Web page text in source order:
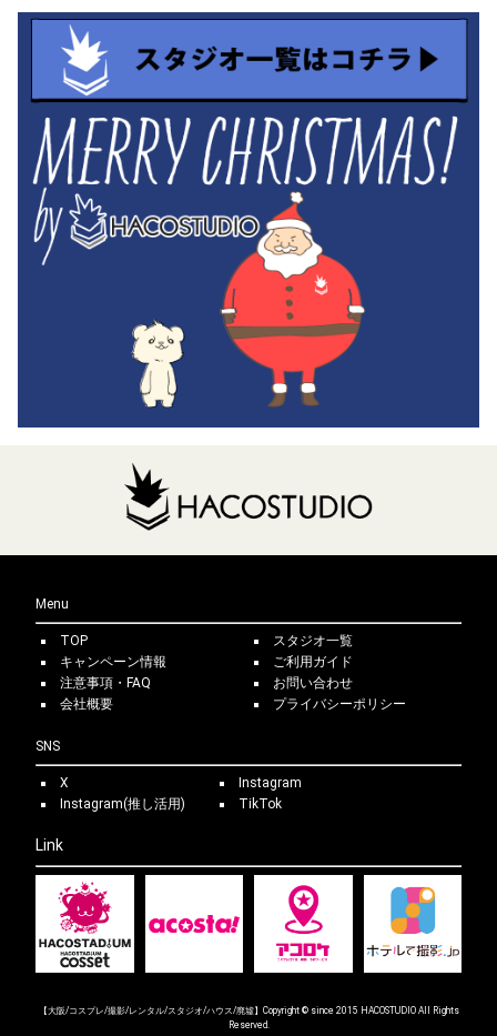
Menu
TOP
スタジオ一覧
キャンペーン情報
ご利用ガイド
注意事項・FAQ
お問い合わせ
会社概要
プライバシーポリシー
SNS
X
Instagram
Instagram(推し活用)
TikTok
Link
【大阪/コスプレ/撮影/レンタル/スタジオ/ハウス/廃墟】Copyright © since 2015 HACOSTUDIO All Rights
Reserved.